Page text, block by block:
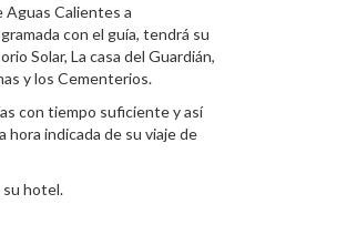
Calientes a
con el guía, tendrá su
Solar, La casa del Guardián,
y los Cementerios.
con tiempo suficiente y así
hora indicada de su viaje de
su hotel.